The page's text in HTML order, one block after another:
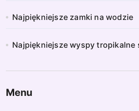
Najpiękniejsze zamki na wodzie
Najpiękniejsze wyspy tropikalne
Menu